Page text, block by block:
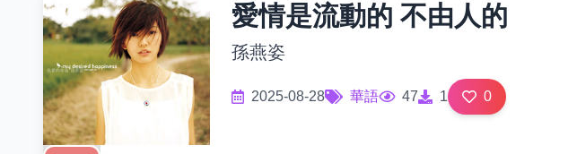
愛情是流動的 不由人的
孫燕姿
2025-08-28 華語 47 1 0